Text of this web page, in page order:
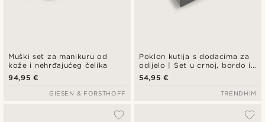
Muški set za manikuru od
kože i nehrđajućeg čelika
94,95 €
GIESEN & FORSTHOFF
Poklon kutija s dodacima za
odijelo | Set u crnoj, bordo i
srebrnoj boji
54,95 €
TRENDHIM